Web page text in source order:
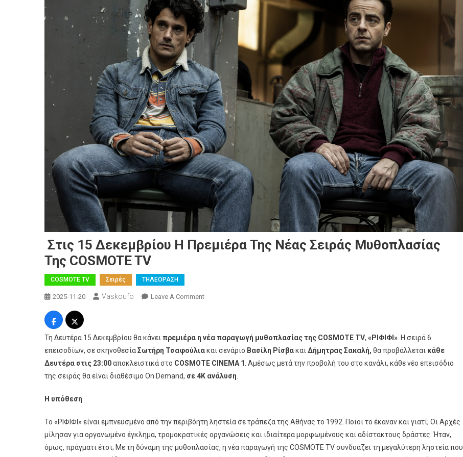
Στις 15 Δεκεμβρίου Η Πρεμιέρα Της Νέας Σειράς Μυθοπλασίας
Της COSMOTE TV
COSMOTE TV Σειρές ΤΗΛΕΟΡΑΣΗ
2025-11-20 Vaskoufo Leave A CommentOn
Πρεμιέρα
Της
Νέας
COSMOTE
TV
Τη Δευτέρα 15 Δεκεμβρίου θα κάνει πρεμιέρα η νέα παραγωγή μυθοπλασίας της COSMOTE TV, «ΡΙΦΙΦΙ» . Η σειρά 6
επεισοδίων, σε σκηνοθεσίαΣωτήρη Τσαφούλιακαι σενάριο Βασίλη Ρίσβακαι ΔήμητραςΣακαλή, θα προβάλλεται κάθε
Δευτέρα στις 23:00αποκλειστικά στο COSMOTE CINEMA 1 . Αμέσως μετά την προβολή του στο κανάλι, κάθε νέο επεισόδιο
της σειράς θα είναι διαθέσιμο On Demand, σε 4Κ ανάλυση
Η υπόθεση
Το «ΡΙΦΙΦΙ» είναι εμπνευσμένο από την περιβόητη ληστεία σε τράπεζα της Αθήνας το 1992. Ποιοι το έκαναν και γιατί; Οι Αρχές
μίλησαν για οργανωμένο έγκλημα, τρομοκρατικές οργανώσεις και ιδιαίτερα μορφωμένους και αδίστακτους δράστες. Ήταν,
όμως, πράγματι έτσι; Με τη δύναμη της μυθοπλασίας, η νέα παραγωγή της COSMOTE TV συνδυάζει τη μεγαλύτερη ληστεία που